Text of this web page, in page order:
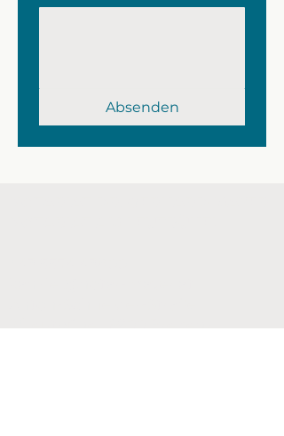
Absenden